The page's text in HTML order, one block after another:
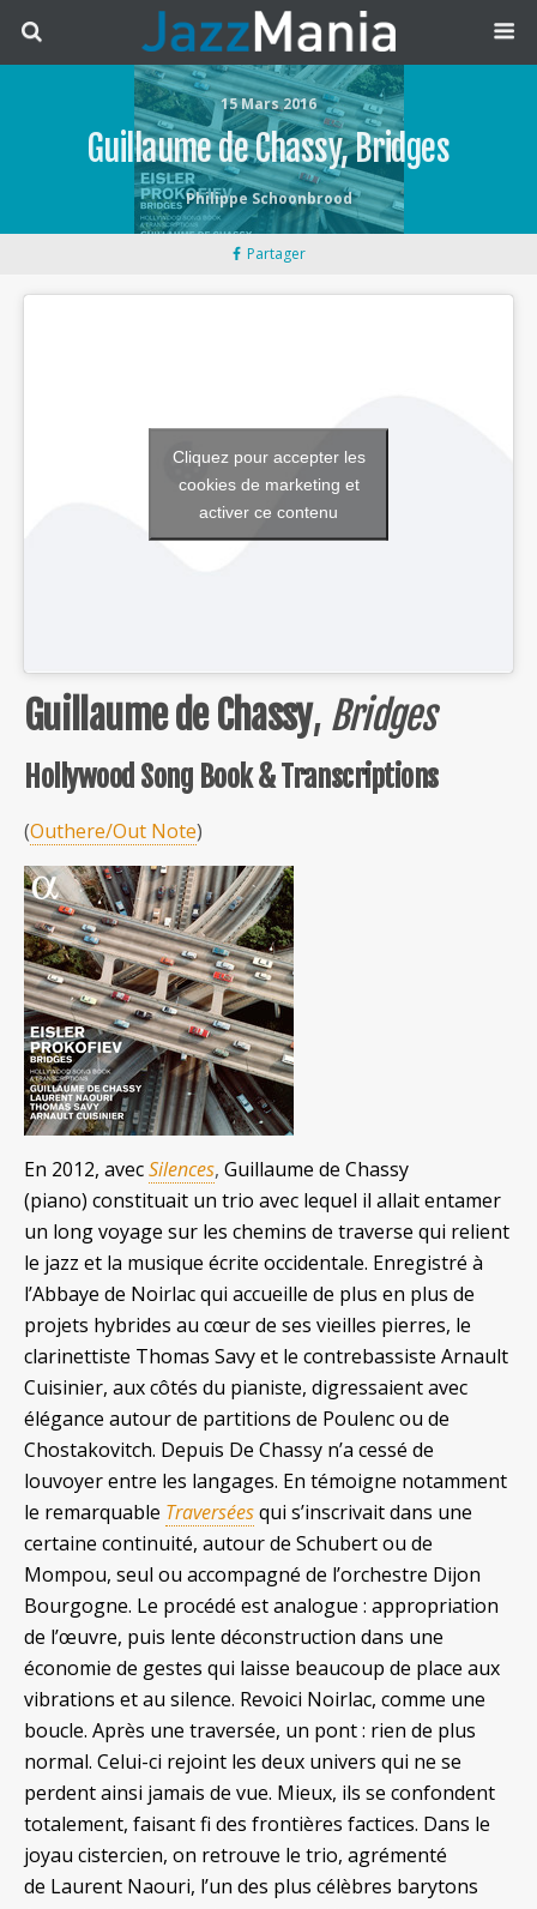
15 Mars 2016
Guillaume de Chassy, Bridges
Philippe Schoonbrood
Partager
Cliquez pour accepter les
cookies de marketing et
activer ce contenu
Guillaume de Chassy, Bridges
Hollywood Song Book & Transcriptions
(Outhere/Out Note)
En 2012, avecSilences, Guillaume de Chassy
(piano) constituait un trio avec lequel il allait entamer
un long voyage sur les chemins de traverse qui relient
le jazz et la musique écrite occidentale. Enregistré à
l’Abbaye de Noirlac qui accueille de plus en plus de
projets hybrides au cœur de ses vieilles pierres, le
clarinettiste Thomas Savy et le contrebassiste Arnault
Cuisinier, aux côtés du pianiste, digressaient avec
élégance autour de partitions de Poulenc ou de
Chostakovitch. Depuis De Chassy n’a cessé de
louvoyer entre les langages. En témoigne notamment
le remarquable Traverséesqui s’inscrivait dans une
certaine continuité, autour de Schubert ou de
Mompou, seul ou accompagné de l’orchestre Dijon
Bourgogne. Le procédé est analogue : appropriation
de l’œuvre, puis lente déconstruction dans une
économie de gestes qui laisse beaucoup de place aux
vibrations et au silence. Revoici Noirlac, comme une
boucle. Après une traversée, un pont : rien de plus
normal. Celui-ci rejoint les deux univers qui ne se
perdent ainsi jamais de vue. Mieux, ils se confondent
totalement, faisant fi des frontières factices. Dans le
joyau cistercien, on retrouve le trio, agrémenté
de Laurent Naouri, l’un des plus célèbres barytons